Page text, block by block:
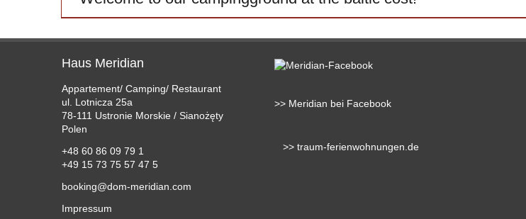
Haus Meridian
Appartement/ Camping/ Restaurant
ul. Lotnicza 25a
78-111 Ustronie Morskie / Sianożęty
Polen
+48 60 86 09 79 1
+49 15 73 75 57 47 5
booking@dom-meridian.com
Impressum
>> Meridian bei Facebook
>> traum-ferienwohnungen.de